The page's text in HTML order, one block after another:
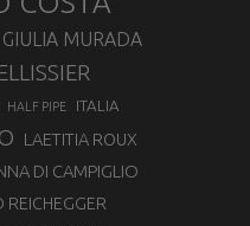
GIULIA MURADA
HALF PIPE ITALIA
LAETITIA ROUX
DI CAMPIGLIO
REICHEGGER